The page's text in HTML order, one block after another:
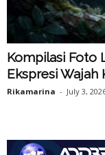
Kompilasi Foto
Ekspresi Wajah
Rikamarina - July 3,